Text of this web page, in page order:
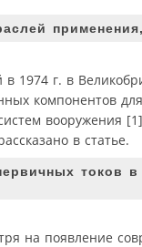
1974 г. в
компонентов
вооружения
в
токов
на появление